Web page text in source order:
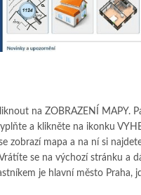
na ZOBRAZENÍ MAPY.
a klikněte na ikonku
zobrazí mapa a na ní si
se na výchozí stránku a
je hlavní město Praha,